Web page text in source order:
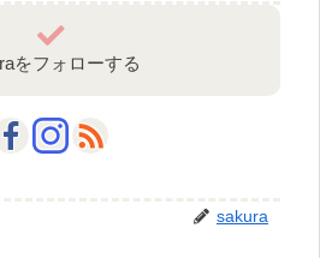
をフォローする
sakura